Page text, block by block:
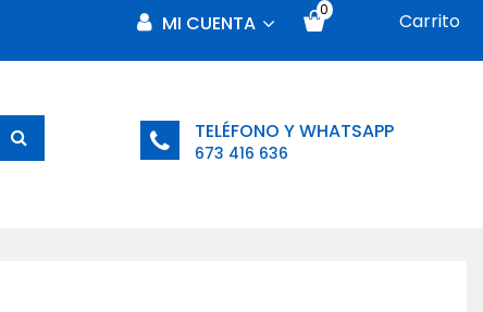
MI CUENTA Carrito
0
TELÉFONO Y WHATSAPP
673 416 636